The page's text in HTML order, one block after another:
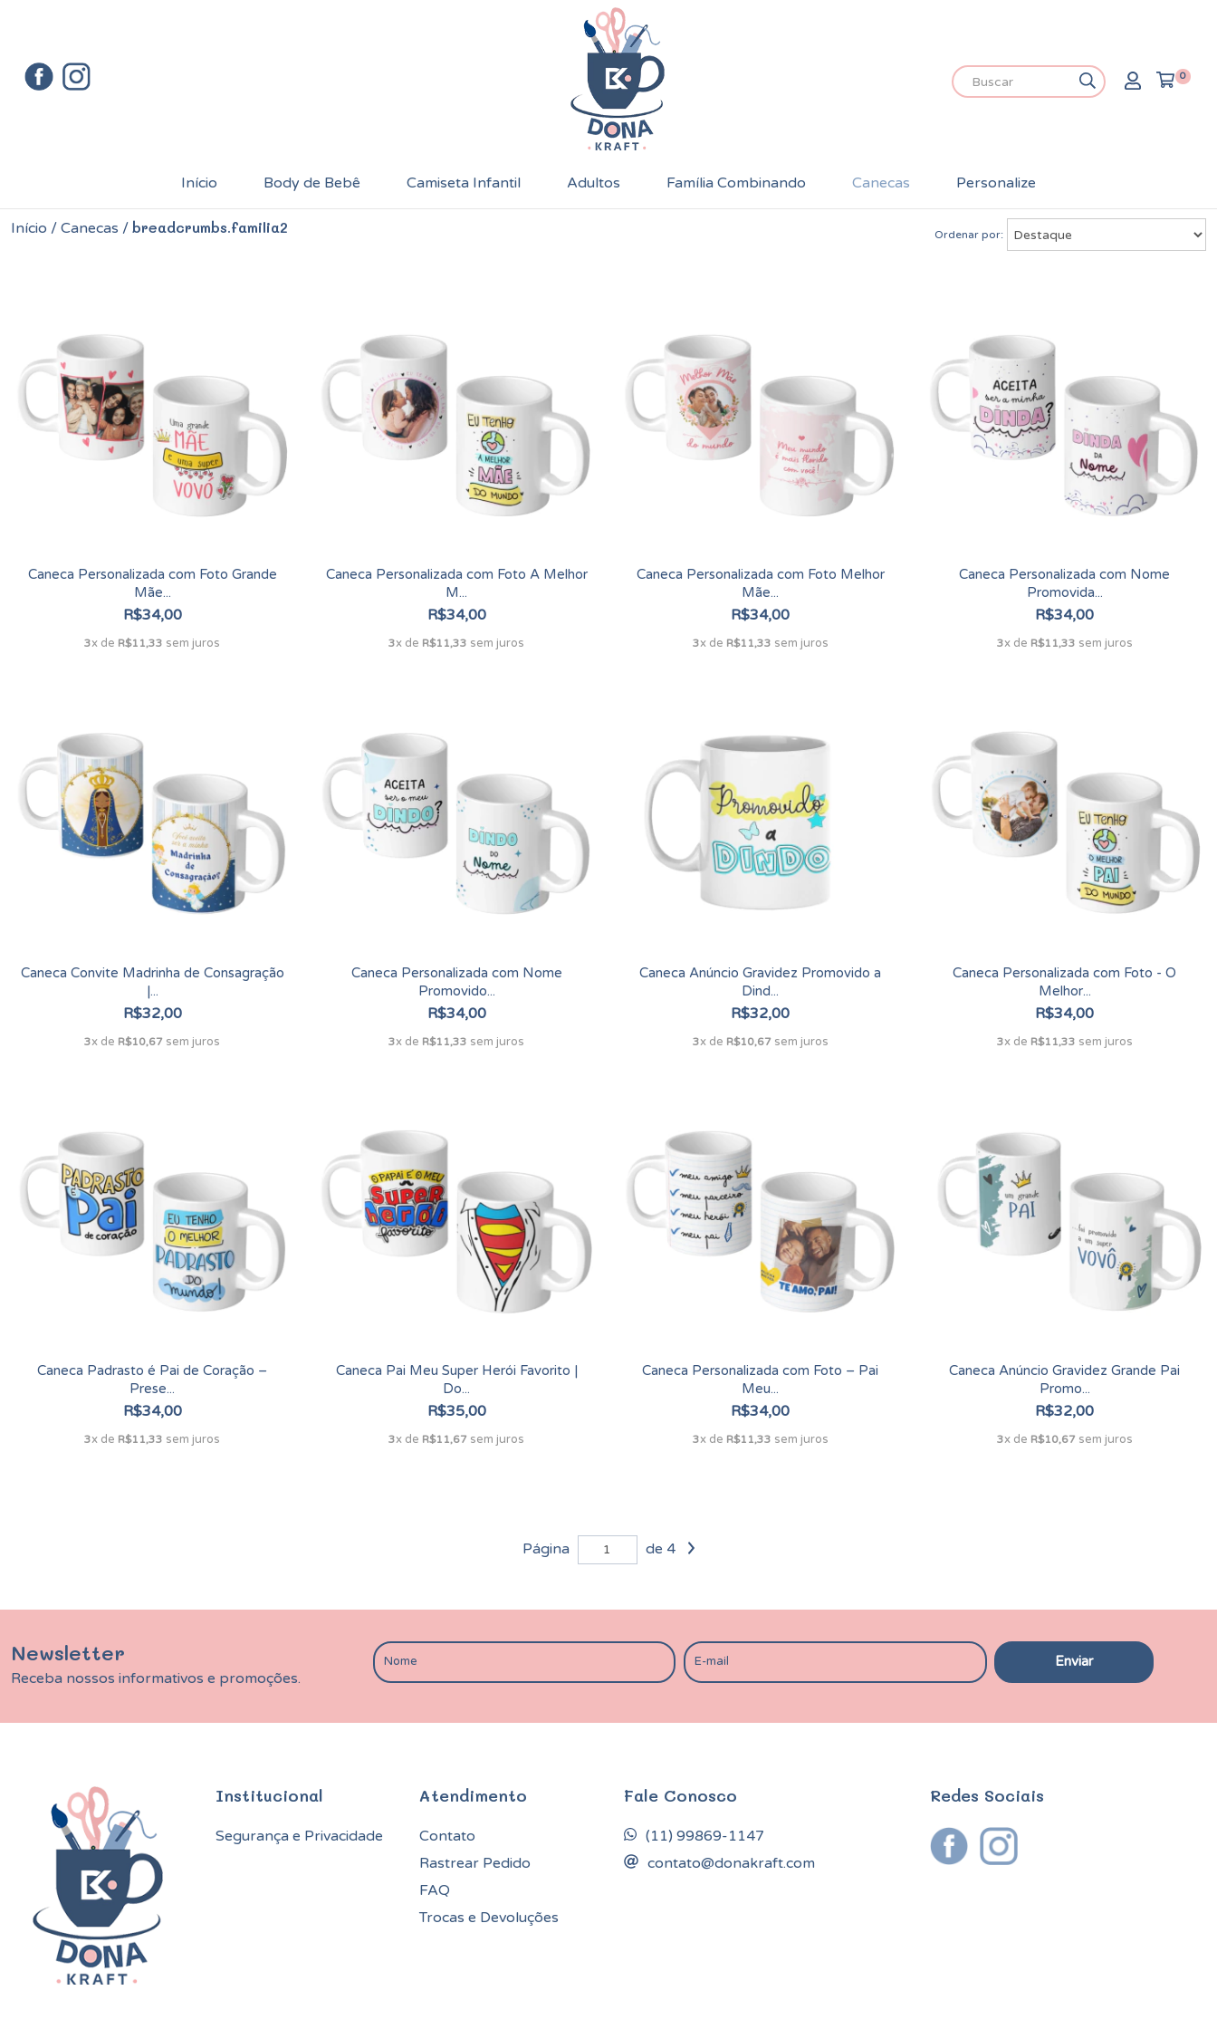
0
Início Body de Bebê Camiseta Infantil Adultos Família Combinando Canecas Personalize
Início / Canecas / breadcrumbs.familia2 Ordenar por:
Caneca Personalizada com Foto Grande
Mãe...
R$34,00
3x de R$11,33 sem juros
Caneca Personalizada com Foto A Melhor
M...
R$34,00
3x de R$11,33 sem juros
Caneca Personalizada com Foto Melhor
Mãe...
R$34,00
3x de R$11,33 sem juros
Caneca Personalizada com Nome
Promovida...
R$34,00
3x de R$11,33 sem juros
Caneca Convite Madrinha de Consagração
|...
R$32,00
3x de R$10,67 sem juros
Caneca Personalizada com Nome
Promovido...
R$34,00
3x de R$11,33 sem juros
Caneca Anúncio Gravidez Promovido a
Dind...
R$32,00
3x de R$10,67sem juros
Caneca Personalizada com Foto - O
Melhor...
R$34,00
3x de R$11,33 sem juros
Caneca Padrasto é Pai de Coração –
Prese...
R$34,00
3x de R$11,33 sem juros
Caneca Pai Meu Super Herói Favorito |
Do...
R$35,00
3x de R$11,67 sem juros
Caneca Personalizada com Foto – Pai
Meu...
R$34,00
3x de R$11,33 sem juros
Caneca Anúncio Gravidez Grande Pai
Promo...
R$32,00
3x de R$10,67sem juros
Página de 4
Newsletter
Receba nossos informativos e promoções.
Institucional
Segurança e Privacidade
Atendimento
Contato
Rastrear Pedido
FAQ
Trocas e Devoluções
Fale Conosco
(11) 99869-1147
contato@donakraft.com
Redes Sociais